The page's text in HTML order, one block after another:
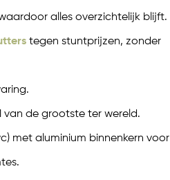
alles overzichtelijk blijft.
tegen stuntprijzen, zonder
de grootste ter wereld.
met aluminium binnenkern voor